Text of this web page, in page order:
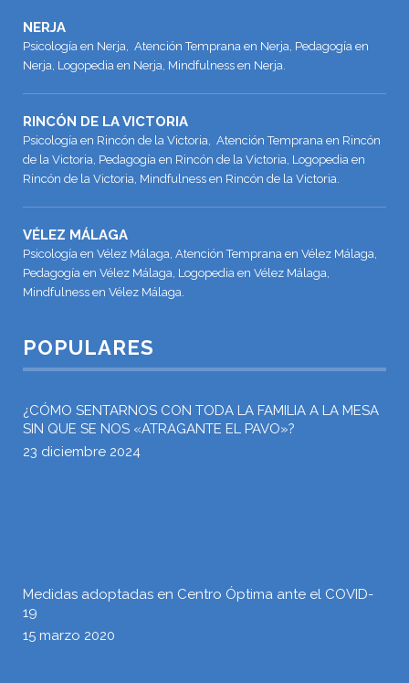
NERJA
Psicología en Nerja, Atención Temprana en Nerja, Pedagogía en
Nerja, Logopedia en Nerja, Mindfulness en Nerja.
RINCÓN DE LA VICTORIA
Psicología en Rincón de la Victoria, Atención Temprana en Rincón
de la Victoria, Pedagogía en Rincón de la Victoria, Logopedia en
Rincón de la Victoria, Mindfulness en Rincón de la Victoria.
VÉLEZ MÁLAGA
Psicología en Vélez Málaga, Atención Temprana en Vélez Málaga,
Pedagogía en Vélez Málaga, Logopedia en Vélez Málaga,
Mindfulness en Vélez Málaga.
POPULARES
¿CÓMO SENTARNOS CON TODA LA FAMILIA A LA MESA
SIN QUE SE NOS «ATRAGANTE EL PAVO»?
23 diciembre 2024
Medidas adoptadas en Centro Óptima ante el COVID-
19
15 marzo 2020